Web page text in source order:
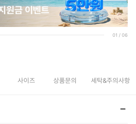
01 / 06
사이즈 상품문의 세탁&주의사항